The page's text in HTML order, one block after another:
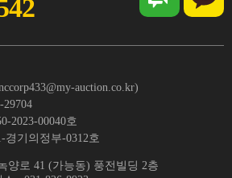
auction.co.kr)
29704
2023-00040호
경기의정부-0312호
양로 41 (가능동) 풍전빌딩 2층